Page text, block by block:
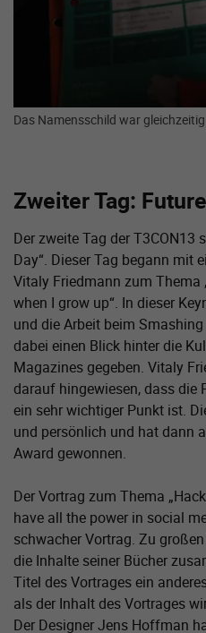
Das Namensschild war
Zweiter Tag:
Der zweite Tag der T3CON13
Day“. Dieser Tag begann mit
Vitaly Friedmann zum Thema
when I grow up“. In dieser
und die Arbeit beim
dabei einen Blick hinter die
Magazines gegeben. Vitaly
darauf hingewiesen, dass die
ein sehr wichtiger Punkt ist.
und persönlich und hat dann
Award gewonnen.
Der Vortrag zum Thema
have all the power in social
schwacher Vortrag. Zu
die Inhalte seiner Bücher
Titel des Vortrages ein
als der Inhalt des Vortrages
Der Designer Jens Hoffman